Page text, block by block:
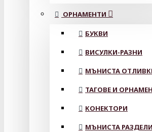
ОРНАМЕНТИ
БУКВИ
ВИСУЛКИ-РАЗНИ
МЪНИСТА
ТАГОВЕ И
КОНЕКТОРИ
МЪНИСТА